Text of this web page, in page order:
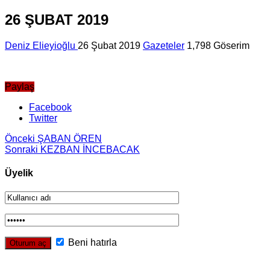
26 ŞUBAT 2019
Deniz Elieyioğlu 26 Şubat 2019 Gazeteler 1,798 Göserim
Paylaş
Facebook
Twitter
Önceki ŞABAN ÖREN
Sonraki KEZBAN İNCEBACAK
Üyelik
Beni hatırla